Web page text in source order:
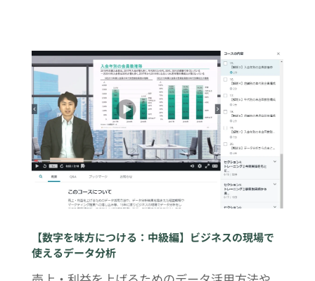
【数字を味方につける：中級編】ビジネスの現場で
使えるデータ分析